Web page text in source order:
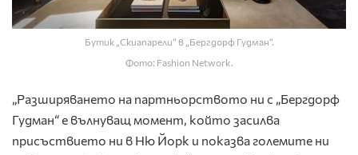
Бутик „Скиапарели“ в „Бергдорф Гудман“.
Фото: Fashion Network.
„Разширяването на партньорството ни с „Бергдорф
Гудман“ е вълнуващ момент, който засилва
присъствието ни в Ню Йорк и показва големите ни